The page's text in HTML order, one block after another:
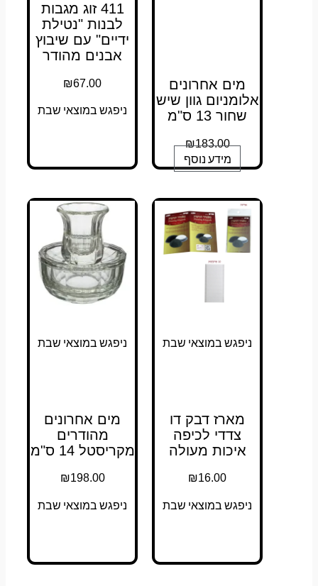
מים אחרונים
אלומניום גוון שיש
שחור 13 ס"מ
₪183.00
מידע נוסף
411 זוג מגבות
לבנות "נטילת
ידיים" עם שיבוץ
אבנים מהודר
₪67.00
ניפגש במוצאי שבת
ניפגש במוצאי שבת
מארז דבק דו
צדדי לכיפה
איכות מעולה
₪16.00
ניפגש במוצאי שבת
ניפגש במוצאי שבת
מים אחרונים
מהודרים
מקריסטל 14 ס"מ
₪198.00
ניפגש במוצאי שבת